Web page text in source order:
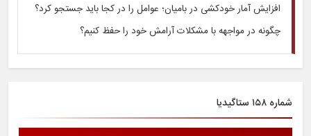
افزایش آمار خودکشی در بامیان؛ عوامل را در کجا باید جستجو کرد؟
چگونه در مواجهه با مشکلات آرامش خود را حفظ کنیم؟
شماره ۱۵۸ ستاگیدیا